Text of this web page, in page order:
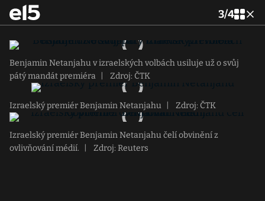
3/4
Benjamin Netanjahu v izraelských volbách usiluje už o svůj
pátý mandát premiéra
Zdroj: ČTK
Izraelský premiér Benjamin Netanjahu Zdroj: ČTK
Izraelský premiér Benjamin Netanjahu čelí obvinění z
ovlivňování médií.
Zdroj: Reuters